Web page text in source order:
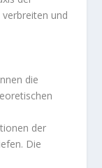
und
die
der
Die